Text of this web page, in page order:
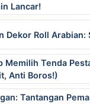
Lancar!
Dekor Roll
Memilih Tenda
Anti Boros!)
Tantangan